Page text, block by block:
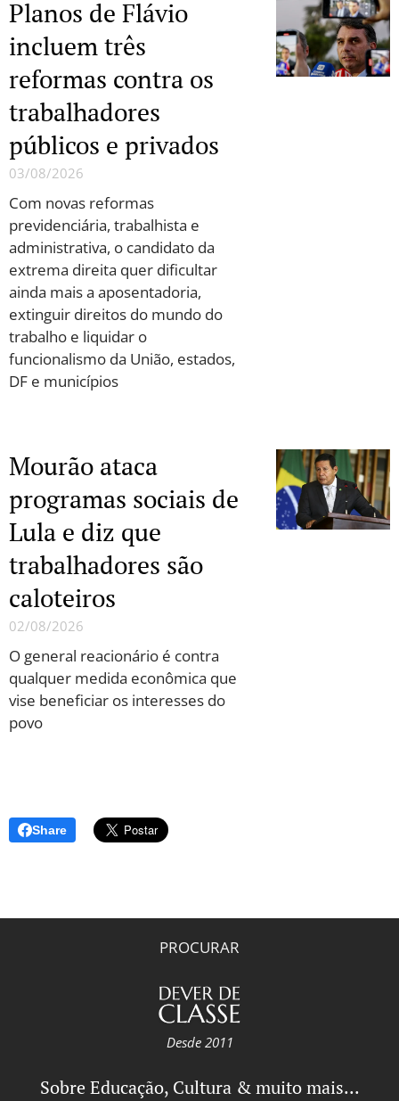
Planos de Flávio
incluem três
reformas contra os
trabalhadores
públicos e privados
03/08/2026
Com novas reformas
previdenciária, trabalhista e
administrativa, o candidato da
extrema direita quer dificultar
ainda mais a aposentadoria,
extinguir direitos do mundo do
trabalho e liquidar o
funcionalismo da União, estados,
DF e municípios
Mourão ataca
programas sociais de
Lula e diz que
trabalhadores são
caloteiros
02/08/2026
O general reacionário é contra
qualquer medida econômica que
vise beneficiar os interesses do
povo
Share
PROCURAR
Desde 2011
Sobre Educação, Cultura & muito mais...